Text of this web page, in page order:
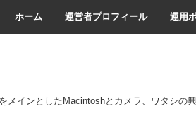
ホーム 運営者プロフィール 運用
メインとしたMacintoshとカメラ、ワタシ